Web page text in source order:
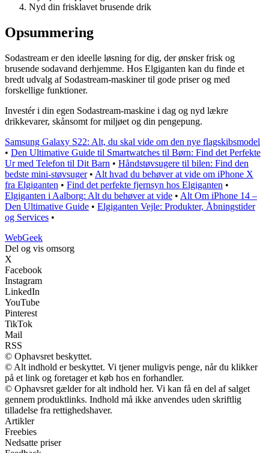
Nyd din frisklavet brusende drik
Opsummering
Sodastream er den ideelle løsning for dig, der ønsker frisk og
brusende sodavand derhjemme. Hos Elgiganten kan du finde et
bredt udvalg af Sodastream-maskiner til gode priser og med
forskellige funktioner.
Investér i din egen Sodastream-maskine i dag og nyd lækre
drikkevarer, skånsomt for miljøet og din pengepung.
Samsung Galaxy S22: Alt, du skal vide om den nye flagskibsmodel
• Den Ultimative Guide til Smartwatches til Børn: Find det Perfekte
Ur med Telefon til Dit Barn • Håndstøvsugere til bilen: Find den
bedste mini-støvsuger• Alt hvad du behøver at vide om iPhone X
fra Elgiganten • Find det perfekte fjernsyn hos Elgiganten •
Elgiganten i Aalborg: Alt du behøver at vide • Alt Om iPhone 14 –
Den Ultimative Guide • Elgiganten Vejle: Produkter, Åbningstider
og Services •
WebGeek
Del og vis omsorg
X
Facebook
Instagram
LinkedIn
YouTube
Pinterest
TikTok
Mail
RSS
© Ophavsret beskyttet.
© Alt indhold er beskyttet. Vi tjener muligvis penge, når du klikker
på et link og foretager et køb hos en forhandler.
© Ophavsret gælder for alt indhold her. Vi kan få en del af salget
gennem produktlinks. Indhold må ikke anvendes uden skriftlig
tilladelse fra rettighedshaver.
Artikler
Freebies
Nedsatte priser